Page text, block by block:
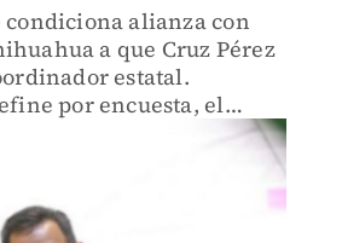
condiciona alianza con
a que Cruz Pérez
estatal.
por encuesta, el
revela qué pasará si no
en el proceso interno.